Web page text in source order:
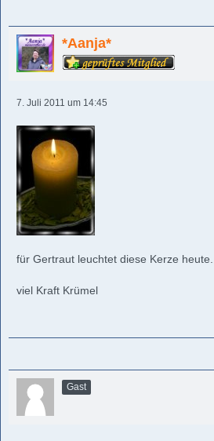
*Aanja*
7. Juli 2011 um 14:45
für Gertraut leuchtet diese Kerze heute...
viel Kraft Krümel
Gast